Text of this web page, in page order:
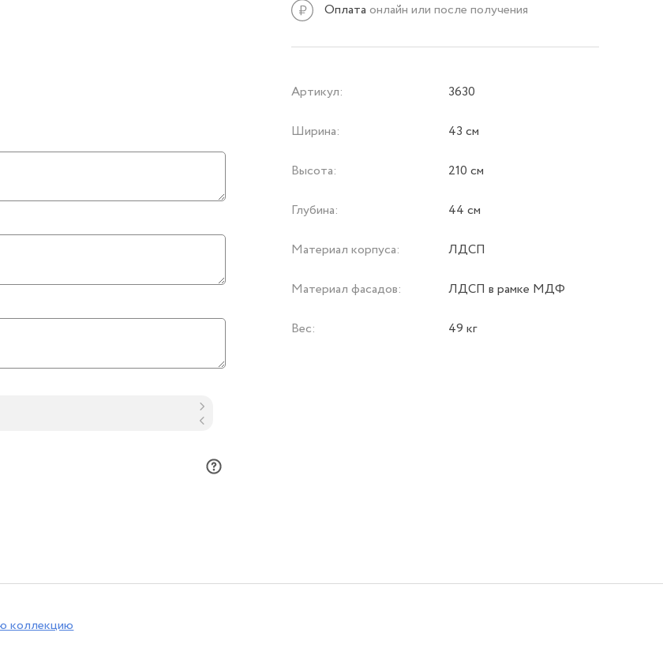
Оплата онлайн или после получения
Артикул: 3630
Ширина: 43 см
Высота: 210 см
Глубина: 44 см
Материал корпуса: ЛДСП
Материал фасадов: ЛДСП в рамке МДФ
Вес: 49 кг
коллекцию